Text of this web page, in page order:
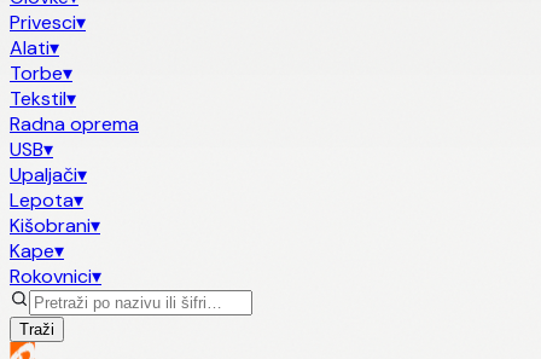
Privesci▾
Alati▾
Torbe▾
Tekstil▾
Radna oprema
USB▾
Upaljači▾
Lepota▾
Kišobrani▾
Kape▾
Rokovnici▾
Traži